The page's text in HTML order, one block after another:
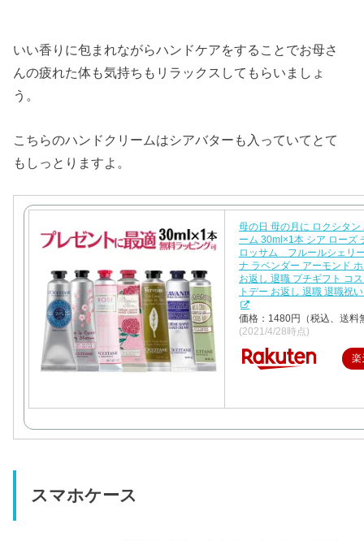
いい香りに包まれながらハンドケアをすることでお母さ
んの疲れた体も気持ちもリラックスしてもらいましょ
う。
こちらのハンドクリームはシアバターも入っていてとて
もしっとりますよ。
母の日 母の月に ロクシタン
ーム 30ml×1本 シア ローズ
ロッサム フルールシェリ
ナ ラベンダー アーモンド
お返し 退職 プチギフト コ
トデー お返し 退職 退職祝
価格：1480円（税込、送料
(2021/4/28時点)
楽
スマホケース